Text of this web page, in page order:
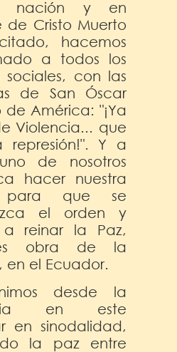
nación y en
de Cristo Muerto
hacemos
a todos los
sociales, con las
de San Óscar
de América: "¡Ya
Violencia... que
represión!". Y a
de nosotros
hacer nuestra
para que se
el orden y
a reinar la Paz,
obra de la
en el Ecuador.
desde la
en este
en sinodalidad,
la paz entre